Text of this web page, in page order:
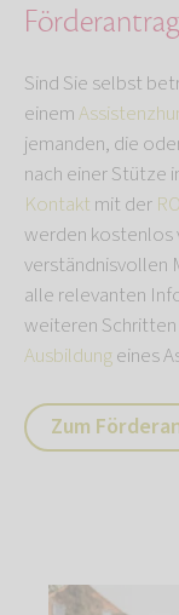
Förderantrag
Sind Sie selbst
einem
jemanden, die
nach einer Stütze
Kontakt mit der
werden kostenlos
verständnisvollen
alle relevanten
weiteren
Ausbildungeines
Zum